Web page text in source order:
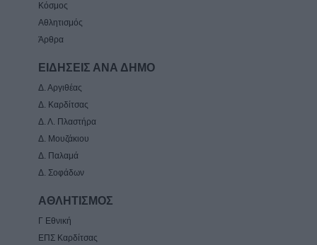
Κόσμος
Αθλητισμός
Άρθρα
ΕΙΔΗΣΕΙΣ ΑΝΑ ΔΗΜΟ
Δ. Αργιθέας
Δ. Καρδίτσας
Δ. Λ. Πλαστήρα
Δ. Μουζάκιου
Δ. Παλαμά
Δ. Σοφάδων
ΑΘΛΗΤΙΣΜΟΣ
Γ Εθνική
ΕΠΣ Καρδίτσας